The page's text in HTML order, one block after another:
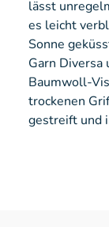
lässt
es leicht
Sonne
Garn Diversa
Baumwoll-
trockenen
gestreift und